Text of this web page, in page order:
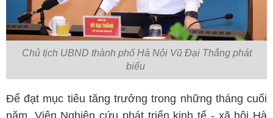
Chủ tịch UBND thành phố Hà Nội Vũ Đại Thắng phát
biểu
Để đạt mục tiêu tăng trưởng trong những tháng cuối